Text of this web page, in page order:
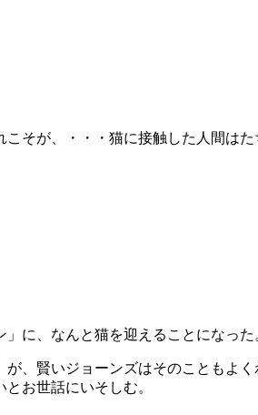
そが、・・・猫に接触した人間はた
に、なんと猫を迎えることになっ
、賢いジョーンズはそのこともよ
お世話にいそしむ。